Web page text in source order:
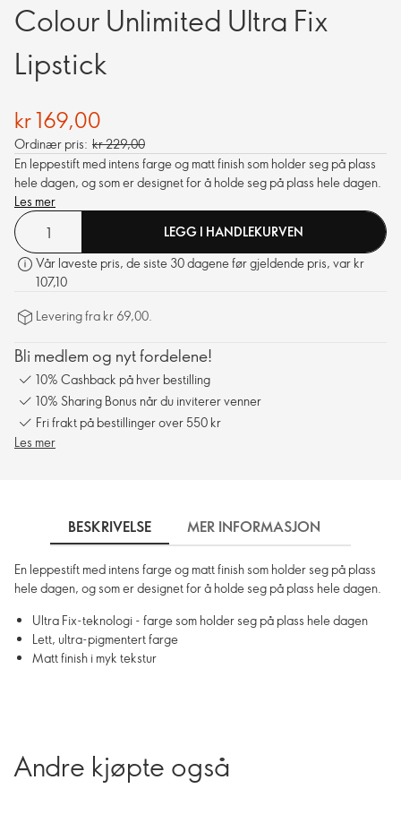
Colour Unlimited Ultra Fix
Lipstick
kr 169,00
Ordinær pris: kr 229,00
En leppestift med intens farge og matt finish som holder seg på plass
hele dagen, og som er designet for å holde seg på plass hele dagen.
Les mer
LEGG I HANDLEKURVEN
Vår laveste pris, de siste 30 dagene før gjeldende pris, var kr
107,10
Levering fra kr 69,00.
Bli medlem og nyt fordelene!
10% Cashback på hver bestilling
10% Sharing Bonus når du inviterer venner
Fri frakt på bestillinger over 550 kr
Les mer
BESKRIVELSE MER INFORMASJON
En leppestift med intens farge og matt finish som holder seg på plass
hele dagen, og som er designet for å holde seg på plass hele dagen.
Ultra Fix-teknologi - farge som holder seg på plass hele dagen
Lett, ultra-pigmentert farge
Matt finish i myk tekstur
Andre kjøpte også